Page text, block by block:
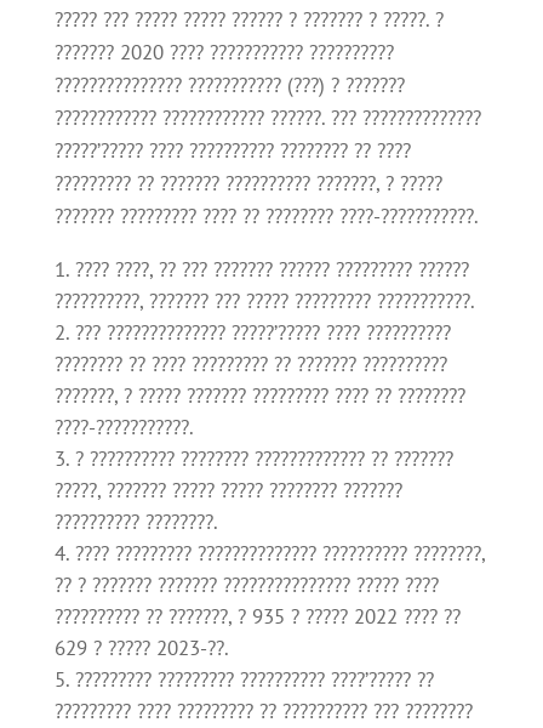
????? ??? ????? ????? ?????? ? ??????? ? ?????. ?
??????? 2020 ???? ??????????? ??????????
??????????????? ??????????? (???) ? ???????
???????????? ???????????? ??????. ??? ??????????????
?????’????? ???? ?????????? ???????? ?? ????
????????? ?? ??????? ?????????? ???????, ? ?????
??????? ????????? ???? ?? ???????? ????-???????????.
???? ????, ?? ??? ??????? ?????? ????????? ??????
??????????, ??????? ??? ????? ????????? ???????????.
??? ?????????????? ?????’????? ???? ??????????
???????? ?? ???? ????????? ?? ??????? ??????????
???????, ? ????? ??????? ????????? ???? ?? ????????
????-???????????.
? ?????????? ???????? ????????????? ?? ???????
?????, ??????? ????? ????? ???????? ???????
?????????? ????????.
???? ????????? ?????????????? ?????????? ????????,
?? ? ??????? ??????? ??????????????? ????? ????
?????????? ?? ???????, ? 935 ? ????? 2022 ???? ??
629 ? ????? 2023-??.
????????? ????????? ?????????? ????’????? ??
????????? ???? ????????? ?? ?????????? ??? ????????